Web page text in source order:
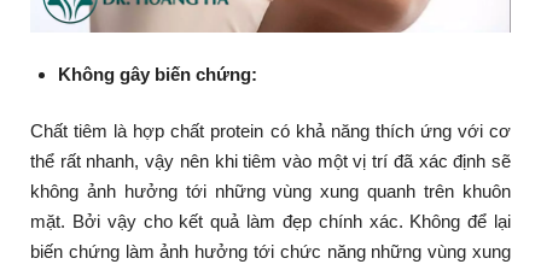
Không gây biến chứng:
Chất tiêm là hợp chất protein có khả năng thích ứng với cơ
thể rất nhanh, vậy nên khi tiêm vào một vị trí đã xác định sẽ
không ảnh hưởng tới những vùng xung quanh trên khuôn
mặt. Bởi vậy cho kết quả làm đẹp chính xác. Không để lại
biến chứng làm ảnh hưởng tới chức năng những vùng xung